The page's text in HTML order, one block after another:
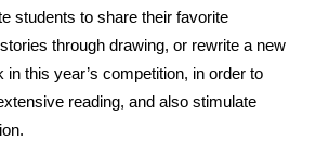
students to share their favorite
through drawing, or rewrite a new
in this year’s competition, in order to
reading, and also stimulate